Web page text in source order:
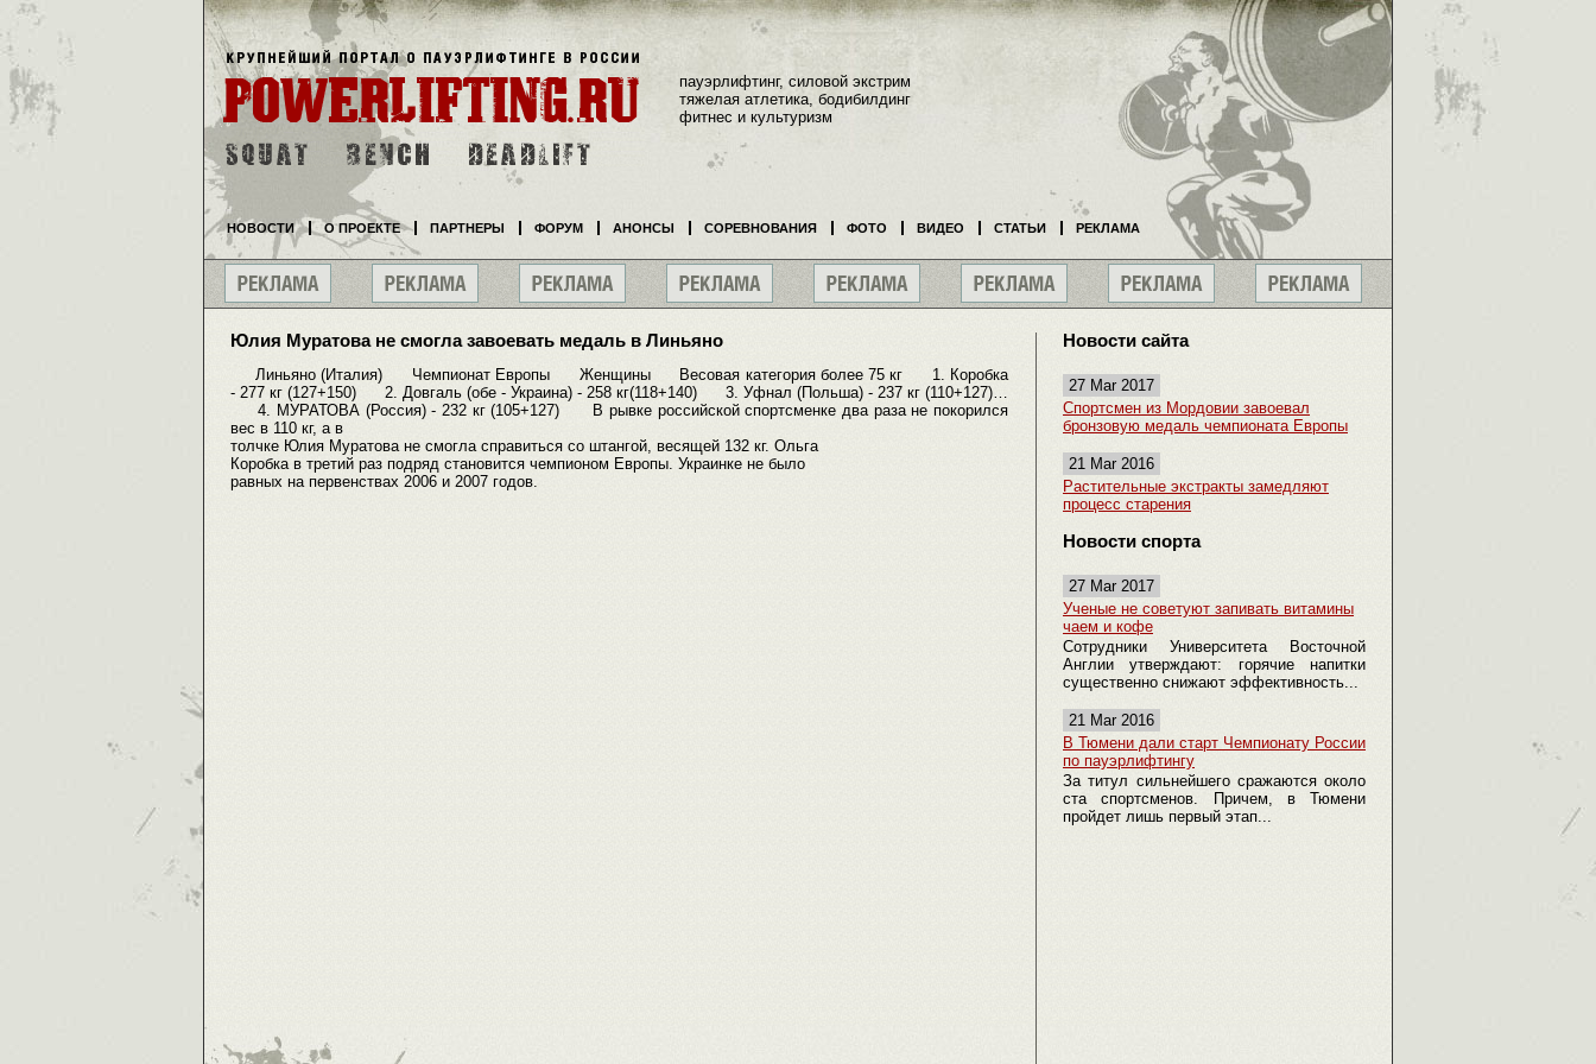
Юлия Муратова не смогла завоевать медаль в Линьяно
Линьяно (Италия) Чемпионат Европы Женщины Весовая категория более 75 кг 1. Коробка
- 277 кг (127+150) 2. Довгаль (обе - Украина) - 258 кг(118+140) 3. Уфнал (Польша) - 237 кг (110+127)…
4. МУРАТОВА (Россия) - 232 кг (105+127) В рывке российской спортсменке два раза не покорился
вес в 110 кг, а в
толчке Юлия Муратова не смогла справиться со штангой, весящей 132 кг. Ольга
Коробка в третий раз подряд становится чемпионом Европы. Украинке не было
равных на первенствах 2006 и 2007 годов.
Новости сайта
27 Mar 2017
Спортсмен из Мордовии завоевал
бронзовую медаль чемпионата Европы
21 Mar 2016
Растительные экстракты замедляют
процесс старения
Новости спорта
27 Mar 2017
Ученые не советуют запивать витамины
чаем и кофе
Сотрудники Университета Восточной
Англии утверждают: горячие напитки
существенно снижают эффективность...
21 Mar 2016
В Тюмени дали старт Чемпионату России
по пауэрлифтингу
За титул сильнейшего сражаются около
ста спортсменов. Причем, в Тюмени
пройдет лишь первый этап...
пауэрлифтинг, силовой экстрим
тяжелая атлетика, бодибилдинг
фитнес и культуризм
НОВОСТИ О ПРОЕКТЕ ПАРТНЕРЫ ФОРУМ АНОНСЫ СОРЕВНОВАНИЯ ФОТО ВИДЕО СТАТЬИ РЕКЛАМА